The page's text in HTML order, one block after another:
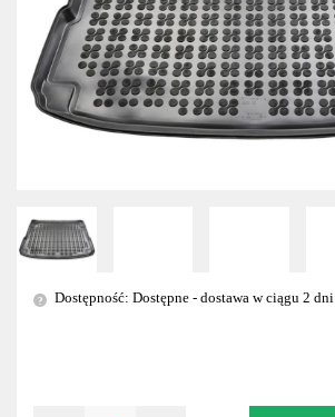
? Dostępność: Dostępne - dostawa w ciągu 2 dni